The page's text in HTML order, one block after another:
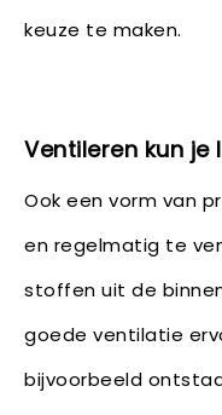
keuze te maken.
Ventileren kun je
Ook een vorm van
en regelmatig te
stoffen uit de
goede ventilatie
bijvoorbeeld